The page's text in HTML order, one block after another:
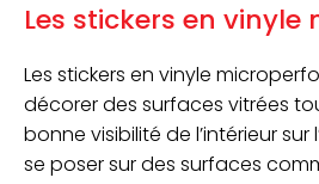
Les stickers en vinyle
Les stickers en vinyle
décorer des surfaces vitrées
bonne visibilité de l’intérieur sur
se poser sur des surfaces